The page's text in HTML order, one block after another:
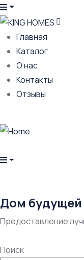
Главная
Каталог
О нас
Контакты
Отзывы
Дом
Предоставление
Поиск